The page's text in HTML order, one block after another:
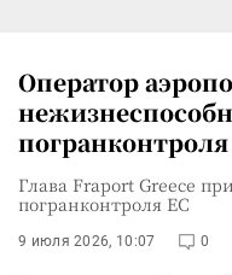
Оператор
Глава Fraport Greece
погранконтроля ЕС
9 июля 2026, 10:07 0